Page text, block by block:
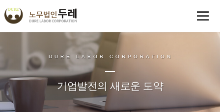
DURE LABOR CORPORATION
기업발전의 새로운 도약